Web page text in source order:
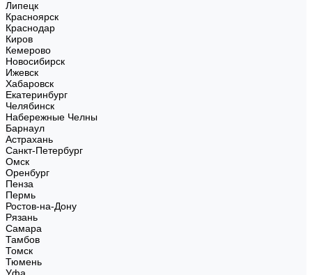
Липецк
Красноярск
Краснодар
Киров
Кемерово
Новосибирск
Ижевск
Хабаровск
Екатеринбург
Челябинск
Набережные Челны
Барнаул
Астрахань
Санкт-Петербург
Омск
Оренбург
Пенза
Пермь
Ростов-на-Дону
Рязань
Самара
Тамбов
Томск
Тюмень